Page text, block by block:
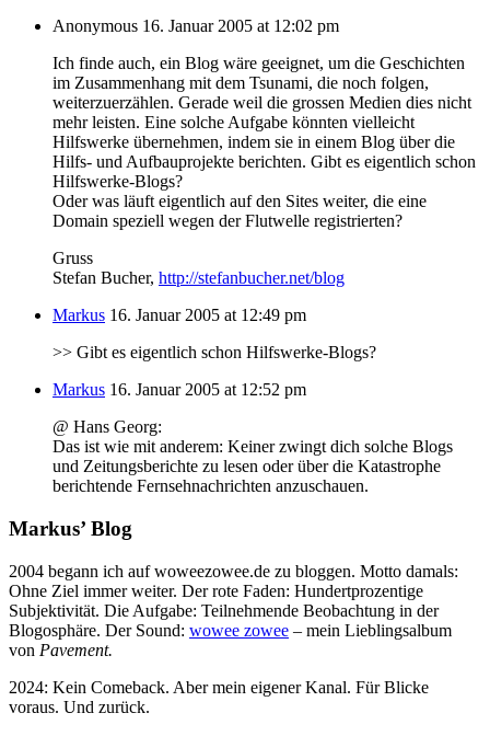
Anonymous 16. Januar 2005 at 12:02 pm
Ich finde auch, ein Blog wäre geeignet, um die Geschichten
im Zusammenhang mit dem Tsunami, die noch folgen,
weiterzuerzählen. Gerade weil die grossen Medien dies nicht
mehr leisten. Eine solche Aufgabe könnten vielleicht
Hilfswerke übernehmen, indem sie in einem Blog über die
Hilfs- und Aufbauprojekte berichten. Gibt es eigentlich schon
Hilfswerke-Blogs?
Oder was läuft eigentlich auf den Sites weiter, die eine
Domain speziell wegen der Flutwelle registrierten?
Gruss
Stefan Bucher, http://stefanbucher.net/blog
Markus 16. Januar 2005 at 12:49 pm
>> Gibt es eigentlich schon Hilfswerke-Blogs?
Markus 16. Januar 2005 at 12:52 pm
@ Hans Georg:
Das ist wie mit anderem: Keiner zwingt dich solche Blogs
und Zeitungsberichte zu lesen oder über die Katastrophe
berichtende Fernsehnachrichten anzuschauen.
Markus’ Blog
2004 begann ich auf woweezowee.de zu bloggen. Motto damals:
Ohne Ziel immer weiter. Der rote Faden: Hundertprozentige
Subjektivität. Die Aufgabe: Teilnehmende Beobachtung in der
Blogosphäre. Der Sound: wowee zowee – mein Lieblingsalbum
von Pavement.
2024: Kein Comeback. Aber mein eigener Kanal. Für Blicke
voraus. Und zurück.